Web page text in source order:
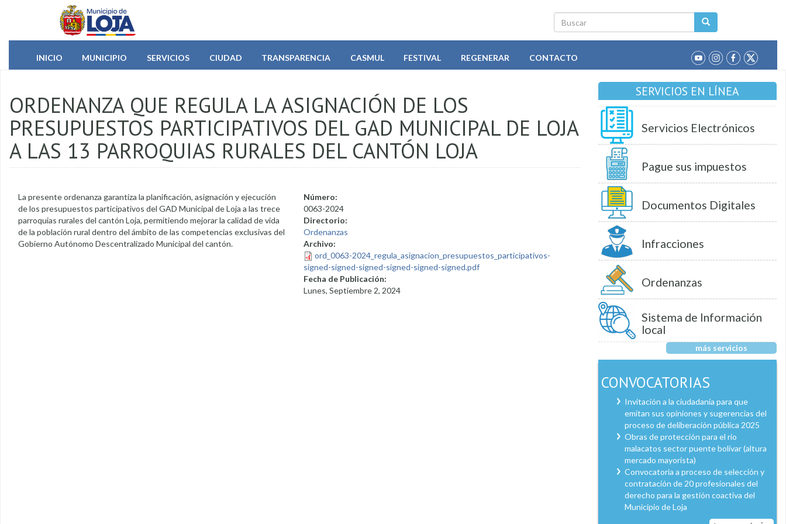
Pasar al contenido principal
Buscar
INICIO
MUNICIPIO SERVICIOS CIUDAD TRANSPARENCIA CASMUL FESTIVAL REGENERAR CONTACTO
ORDENANZA QUE REGULA LA ASIGNACIÓN DE LOS
PRESUPUESTOS PARTICIPATIVOS DEL GAD MUNICIPAL DE LOJA
A LAS 13 PARROQUIAS RURALES DEL CANTÓN LOJA
La presente ordenanza garantiza la planificación, asignación y ejecución
de los presupuestos participativos del GAD Municipal de Loja a las trece
parroquias rurales del cantón Loja, permitiendo mejorar la calidad de vida
de la población rural dentro del ámbito de las competencias exclusivas del
Gobierno Autónomo Descentralizado Municipal del cantón.
Número:
0063-2024
Directorio:
Ordenanzas
Archivo:
ord_0063-2024_regula_asignacion_presupuestos_participativos-
signed-signed-signed-signed-signed-signed.pdf
Fecha de Publicación:
Lunes, Septiembre 2, 2024
SERVICIOS EN LÍNEA
Servicios Electrónicos
Pague sus impuestos
Documentos Digitales
Infracciones
Ordenanzas
Sistema de Información
local
más servicios
CONVOCATORIAS
Invitación a la ciudadanía para que
emitan sus opiniones y sugerencias del
proceso de deliberación pública 2025
Obras de protección para el río
malacatos sector puente bolívar (altura
mercado mayorista)
Convocatoria a proceso de selección y
contratación de 20 profesionales del
derecho para la gestión coactiva del
Municipio de Loja